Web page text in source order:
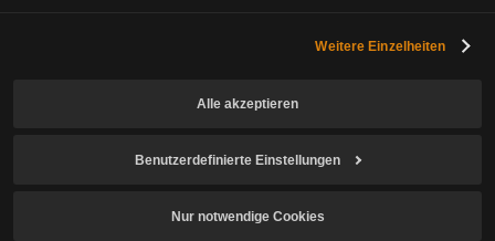
Weitere Einzelheiten
Alle akzeptieren
Benutzerdefinierte Einstellungen
Nur notwendige Cookies
Black Desert -NA/EU/Ozeanien